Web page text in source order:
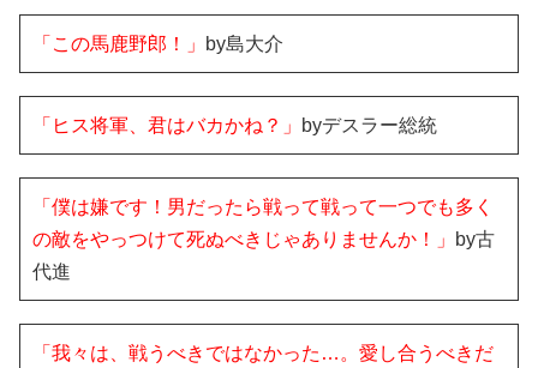
「この馬鹿野郎！」 by島大介
「ヒス将軍、君はバカかね？」 byデスラー総統
「僕は嫌です！男だったら戦って戦って一つでも多く
の敵をやっつけて死ぬべきじゃありませんか！」
by古
代進
「我々は、戦うべきではなかった…。愛し合うべきだ